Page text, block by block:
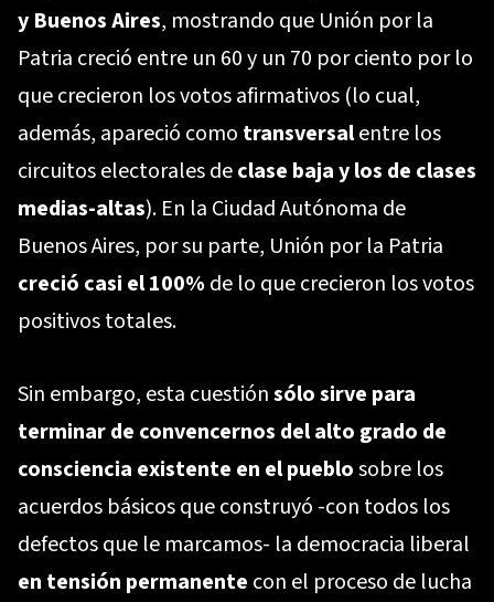
y Buenos Aires, mostrando que Unión por la
Patria creció entre un 60 y un 70 por ciento por lo
que crecieron los votos afirmativos (lo cual,
además, apareció como transversalentre los
circuitos electorales declase baja y los de clases
medias-altas). En la Ciudad Autónoma de
Buenos Aires, por su parte, Unión por la Patria
creció casi el 100% de lo que crecieron los votos
positivos totales.
Sin embargo, esta cuestiónsólo sirve para
terminar de convencernos del alto grado de
consciencia existente en el pueblosobre los
acuerdos básicos que construyó -con todos los
defectos que le marcamos- la democracia liberal
en tensión permanente con el proceso de lucha